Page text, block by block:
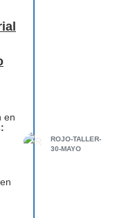
en
ROJO-TALLER-
30-MAYO